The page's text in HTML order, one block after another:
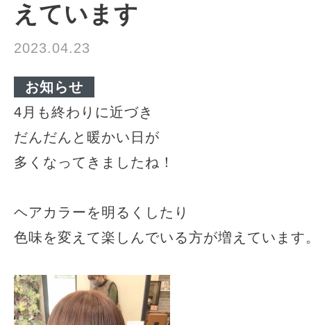
えています
2023.04.23
お知らせ
4月も終わりに近づき
だんだんと暖かい日が
多くなってきましたね！
ヘアカラーを明るくしたり
色味を変えて楽しんでいる方が増えています